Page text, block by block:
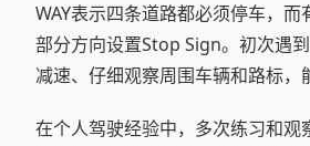
WAY表示四条道路都必须停车，
部分方向设置Stop Sign。初次遇
减速、仔细观察周围车辆和路标，
在个人驾驶经验中，多次练习和观